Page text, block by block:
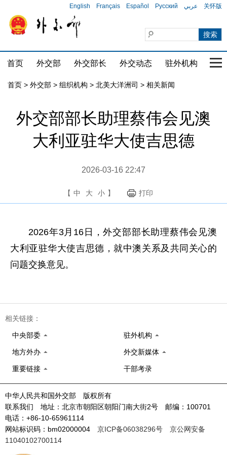
English Français Español Русский عربي 关怀版
首页 外交部 外交部长 外交动态 驻外机构 国
首页 > 外交部 > 组织机构 > 北美大洋洲司 > 相关新闻
外交部部长助理蔡伟会见澳
大利亚驻华大使吉思德
2026-03-16 22:47
【 中 大 小 】 打印
2026年3月16日，外交部部长助理蔡伟会见澳
大利亚驻华大使吉思德，就中澳关系及共同关心的
问题交换意见。
相关链接：
中央部委 驻外机构
地方外办 外交新媒体
重要链接 干部考录
中华人民共和国外交部 版权所有
联系我们 地址：北京市朝阳区朝阳门南大街2号 邮编：100701
电话：+86-10-65961114
网站标识码：bm02000004 京ICP备06038296号
京公网安备
11040102700114